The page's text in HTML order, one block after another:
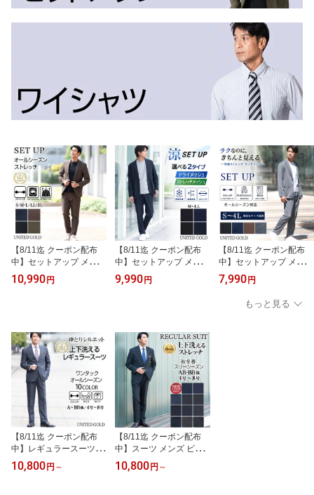
【8/11迄 クーポン配布
中】セットアップ メンズ
スーツ カジュアルスーツ
裾上げ済み ストレッチ
シャブル スリム 春夏秋
冬 20代 30代 40代 50代
10,990 円
【8/11迄 クーポン配布
中】セットアップ メンズ
春夏 涼感 接触冷感 メッ
シュ ジャージ 上下セッ
カジュアル ビジカジ オ
フィスカジュアル 洗える
涼しい 薄手【スーツ2着
でクーポン値引き 対象商
品】
9,990 円
【8/11迄 クーポン配布
中】セットアップ メンズ
スーツ 上下セット 大人 4
0代 50代 かっこいい き
れいめ オフィス カジュ
アル ゴルフ テーラード
7,990 円
もっと見る
【8/11迄 クーポン配布
中】レギュラースーツ メ
ンズ ビジネス オールシ
ーズン 洗えるスーツ 春
10,800 円 ～
【8/11迄 クーポン配布
中】スーツ メンズ ビジ
ネス レギュラースーツ
メンズスーツ ビジネスス
10,800 円 ～